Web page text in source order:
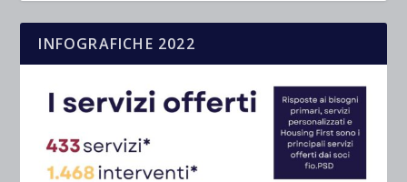
INFOGRAFICHE 2022